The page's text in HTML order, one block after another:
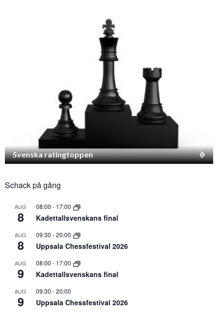
Svenska ratingtoppen
Schack på gång
AUG
8
08:00 - 17:00
Kadettallsvenskans final
AUG
8
09:30 -20:00
Uppsala Chessfestival 2026
AUG
9
08:00 - 17:00
Kadettallsvenskans final
AUG
9
09:30 -20:00
Uppsala Chessfestival 2026